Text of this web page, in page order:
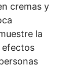
cremas y
la
efectos